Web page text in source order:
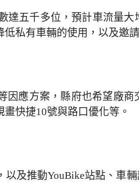
達五千多位，預計車流量
私有車輛的使用，以及邀
因應方案，縣府也希望廠
快捷10號與路口優化等。
以及推動YouBike站點、車